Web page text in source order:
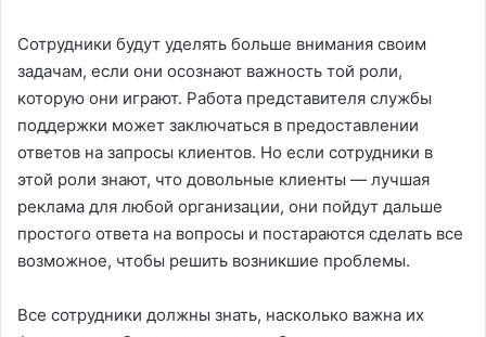
Сотрудники будут уделять больше внимания своим
задачам, если они осознают важность той роли,
которую они играют. Работа представителя службы
поддержки может заключаться в предоставлении
ответов на запросы клиентов. Но если сотрудники в
этой роли знают, что довольные клиенты — лучшая
реклама для любой организации, они пойдут дальше
простого ответа на вопросы и постараются сделать все
возможное, чтобы решить возникшие проблемы.
Все сотрудники должны знать, насколько важна их